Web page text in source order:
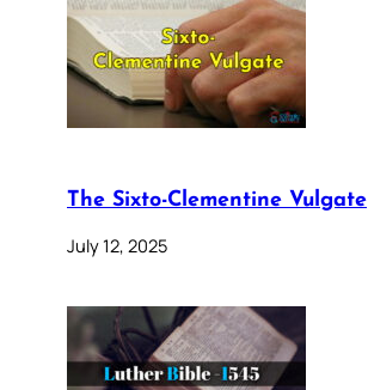
The Sixto-Clementine Vulgate
July 12, 2025